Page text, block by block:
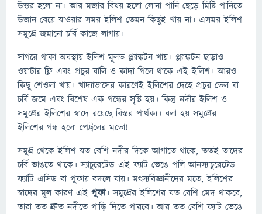
উত্তর হলো না। আর মজার বিষয় হলো লোনা পানি ছেড়ে মিষ্টি পানিতে
উজান বেয়ে যাওয়ার সময় ইলিশ তেমন কিছুই খায় না। এসময় ইলিশ
সমুদ্রে জমানো চর্বি কাজে লাগায়।
সাগরে থাকা অবস্থায় ইলিশ মূলত প্ল্যাঙ্কটন খায়। প্ল্যাঙ্কটন ছাড়াও
ওয়াটার ফ্লি এবং প্রচুর বালি ও কাদা গিলে থাকে এই ইলিশ। আরও
কিছু শেওলা খায়। খাদ্যাভাসের কারণেই ইলিশের দেহে প্রচুর তেল বা
চর্বি জমে এবং বিশেষ এক গন্ধের সৃষ্টি হয়। কিন্তু নদীর ইলিশ ও
সমুদ্রের ইলিশের স্বাদে রয়েছে বিস্তর পার্থক্য। বলা হয় সমুদ্রের
ইলিশের গন্ধ হলো পেট্রলের মতো!
সমুদ্র থেকে ইলিশ যত বেশি নদীর দিকে আগাতে থাকে, ততই তাদের
চর্বি ভাঙতে থাকে। স্যাচুরেটেড এই ফ্যাট ভেঙে পলি আনস্যাচুরেটেড
ফ্যাটি এসিড বা পুফায় বদলে যায়। মৎস্যবিজ্ঞানীদের মতে, ইলিশের
স্বাদের মূল কারণ এই পুফা। সমুদ্রের ইলিশের যত বেশি মেদ থাকবে,
তারা তত দ্রুত নদীতে পাড়ি দিতে পারবে। আর তত বেশি ফ্যাট ভেঙে